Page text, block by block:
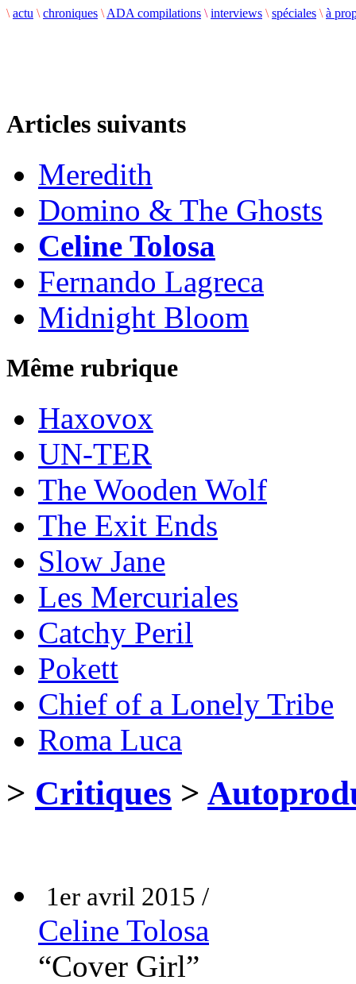
\ actu \ chroniques \ ADA compilations \ interviews \ spéciales \ à
Articles suivants
Meredith
Domino & The Ghosts
Celine Tolosa
Fernando Lagreca
Midnight Bloom
Même rubrique
Haxovox
UN-TER
The Wooden Wolf
The Exit Ends
Slow Jane
Les Mercuriales
Catchy Peril
Pokett
Chief of a Lonely Tribe
Roma Luca
> Critiques >
1er avril 2015 /
Celine Tolosa
“Cover Girl”